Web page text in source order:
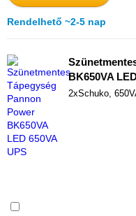
Rendelhető ~2-5 nap
BK650VA
2xSchuko,